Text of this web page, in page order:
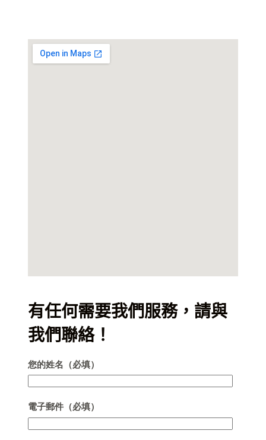
有任何需要我們服務，請與
我們聯絡！
您的姓名（必填）
電子郵件（必填）